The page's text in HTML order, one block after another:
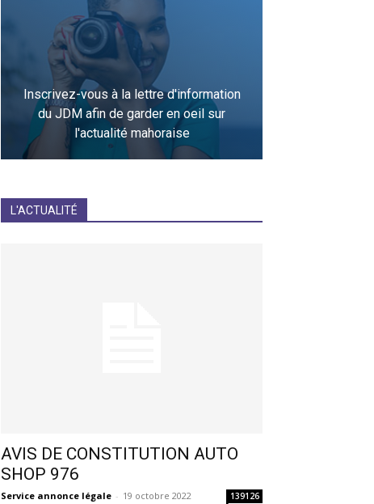
Inscrivez-vous à la lettre d'information
du JDM afin de garder en oeil sur
l'actualité mahoraise
L'ACTUALITÉ
AVIS DE CONSTITUTION AUTO
SHOP 976
Service annonce légale - 19 octobre 2022 139126